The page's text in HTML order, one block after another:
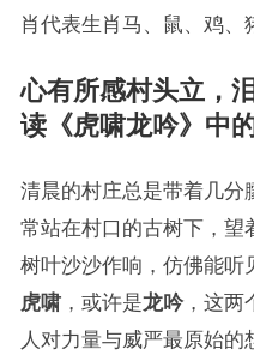
肖代表生肖马、鼠、鸡、
心有所感村头立，
读《虎啸龙吟》中
清晨的村庄总是带着几分
常站在村口的古树下，望
树叶沙沙作响，仿佛能
虎啸，或许是龙吟，这两
人对力量与威严最原始的